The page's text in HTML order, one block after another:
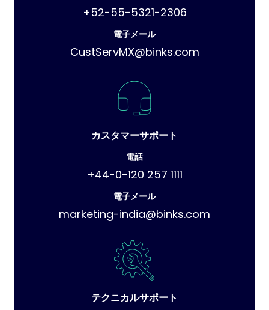
+52-55-5321-2306
電子メール
CustServMX@binks.com
カスタマーサポート
電話
+44-0-120 257 1111
電子メール
marketing-india@binks.com
テクニカルサポート